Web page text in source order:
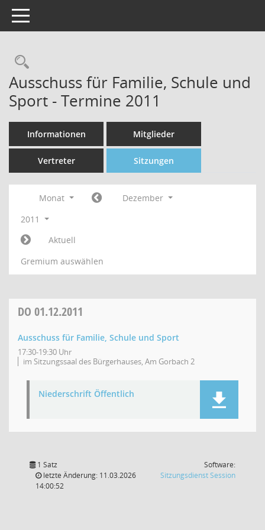
Toggle navigation
Rechercheauswahl
Ausschuss für Familie, Schule und
Sport - Termine 2011
Informationen Mitglieder
Vertreter Sitzungen
Monat
Dezember
2011
Aktuell
Gremium auswählen
DO 01.12.2011
Ausschuss für Familie, Schule und Sport
17:30-19:30 Uhr
im Sitzungssaal des Bürgerhauses, Am Gorbach 2
Niederschrift Öffentlich
1 Satz
letzte Änderung: 11.03.2026
14:00:52
Software:
SitzungsdienstSession(Wird in